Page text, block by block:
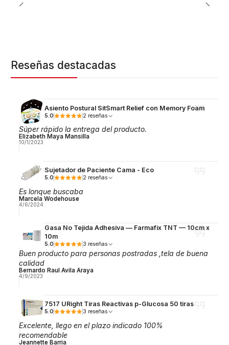
Reseñas destacadas
Asiento Postural SitSmart Relief con Memory Foam
5.0 2 reseñas
Súper rápido la entrega del producto.
Elizabeth Maya Mansilla
10/1/2023
Sujetador de Paciente Cama - Eco
5.0 2 reseñas
Es lonque buscaba
Marcela Wodehouse
4/6/2024
Gasa No Tejida Adhesiva — Farmafix TNT — 10cm x
10m
5.0 3 reseñas
Buen producto para personas postradas ,tela de buena
calidad
Bernardo Raul Avila Araya
4/9/2023
7517 URight Tiras Reactivas p-Glucosa 50 tiras
5.0 3 reseñas
Excelente, llego en el plazo indicado 100%
recomendable
Jeannette Barria